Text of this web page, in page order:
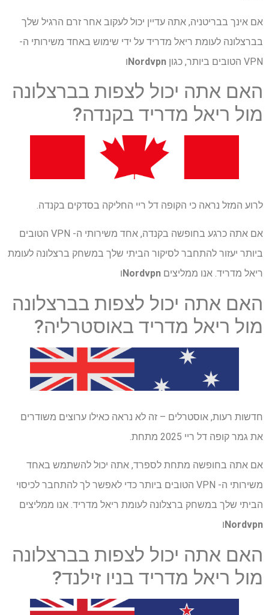
אם אינך בבריטניה, אתה עדיין יכול לעקוב אחר זרם הרגיל שלך
בברצלונה לעומת ריאל מדריד על ידי שימוש באחד משירותי ה-
VPN הטובים ביותר, כגון
Nordvpnו
האם אתה יכול לצפות בברצלונה
מול ריאל מדריד בקנדה?
לרוע המזל נראה כי הקופה דל ריי החליקה בסדקים בקנדה.
אם אתה כרגע בחופשה בקנדה, אחד משירותי ה- VPN הטובים
ביותר יעזור להתחבר לסיקור הביתי שלך במשחק ברצלונה לעומת
ריאל מדריד. אנו ממליצים Nordvpn ו
האם אתה יכול לצפות בברצלונה
מול ריאל מדריד באוסטרליה?
חדשות רעות, אוסטרלים – זה לא נראה כאילו ערוצים משודרים
את גמר קופה דל ריי 2025 מתחת.
אם אתה בחופשה מתחת לספרד, אתה יכול להשתמש באחד
משירותי ה- VPN הטובים ביותר כדי לאפשר לך להתחבר לכיסוי
הביתי שלך במשחק ברצלונה לעומת ריאל מדריד. אנו ממליצים
Nordvpn ו
האם אתה יכול לצפות בברצלונה
מול ריאל מדריד בניו זילנד?